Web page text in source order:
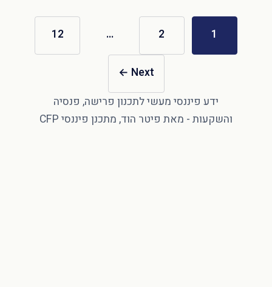
1
2
…
12
Next
←